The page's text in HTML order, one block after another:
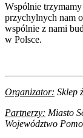
Wspólnie
przychylnych nam
wspólnie z nami
w Polsce.
Organizator: Sklep
Partnerzy: Miasto
Województwo